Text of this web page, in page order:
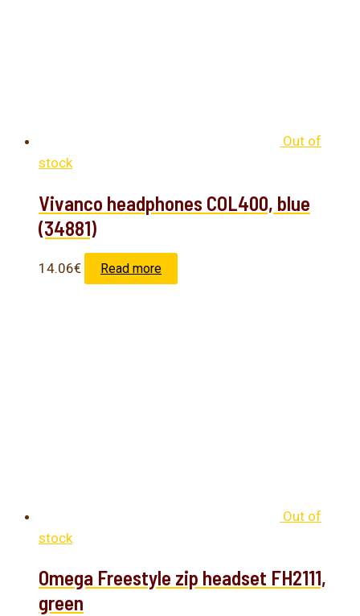
Out of
stock
Vivanco headphones COL400, blue
(34881)
14.06€ Read more
Out of
stock
Omega Freestyle zip headset FH2111,
green